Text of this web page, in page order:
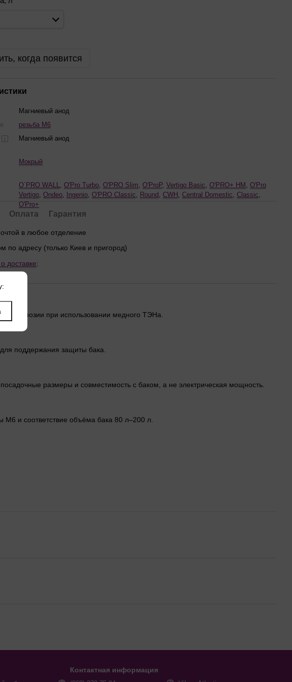
когда появится
Магниевый анод
резьба М6
Магниевый анод
Мокрый
O`PRO WALL, O'Pro Turbo, O'PRO Slim, O'ProP, Vertigo Basic, O'PRO+ HM , O'Pro
Vertigo, Ondeo, Ingenio, O'PRO Classic, Round , CWH , Central Domestic, Classic,
O'Pro+
Оплата Гарантия
в любое отделение
по адресу (только Киев и пригород)
доставке:
коррозии при использовании медного ТЭНа.
поддержания защиты бака.
размеры и совместимость с баком, а не электрическая мощность.
и соответствие объёма бака 80 л–200 л.
Контактная информация